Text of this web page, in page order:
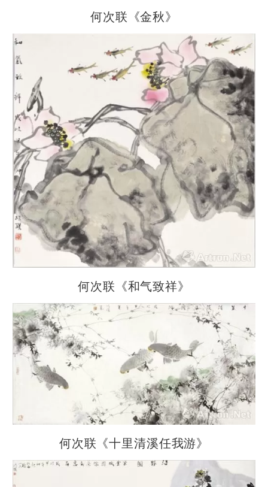
何次联《金秋》
何次联《和气致祥》
何次联《十里清溪任我游》